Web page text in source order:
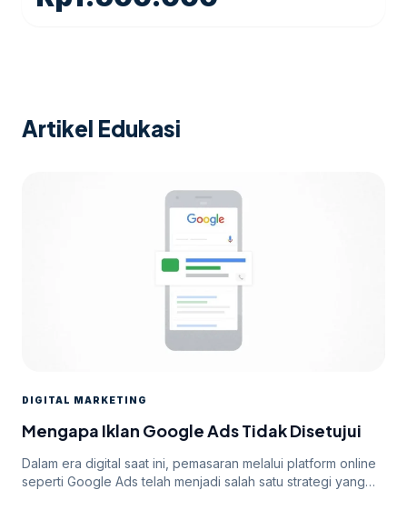
Artikel Edukasi
DIGITAL MARKETING
Mengapa Iklan Google Ads Tidak Disetujui
Dalam era digital saat ini, pemasaran melalui platform online
seperti Google Ads telah menjadi salah satu strategi yang